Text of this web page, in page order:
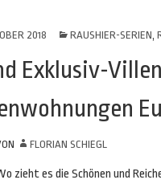
2018 RAUSHIER-SERIEN,
Exklusiv-
FLORIAN SCHIEGL
zieht es die Schönen und